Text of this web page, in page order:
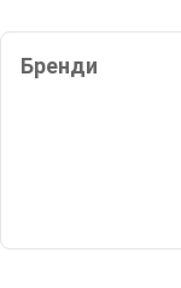
Бренди